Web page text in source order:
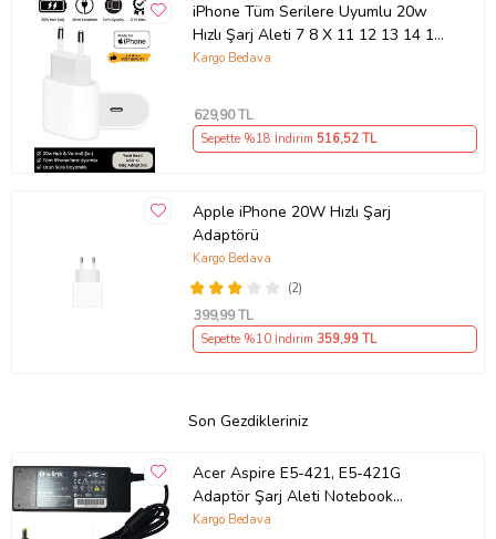
iPhone Tüm Serilere Uyumlu 20w
Hızlı Şarj Aleti 7 8 X 11 12 13 14 15
16 İçin Type-C Girişli Adaptör
Kargo Bedava
629,90 TL
Sepette %18 İndirim 516,52 TL
Apple iPhone 20W Hızlı Şarj
Adaptörü
(2)
Kargo Bedava
399,99 TL
Sepette %10 İndirim 359,99 TL
Son Gezdikleriniz
Acer Aspire E5-421, E5-421G
Adaptör Şarj Aleti Notebook
Adaptörü (Siyah)
Kargo Bedava